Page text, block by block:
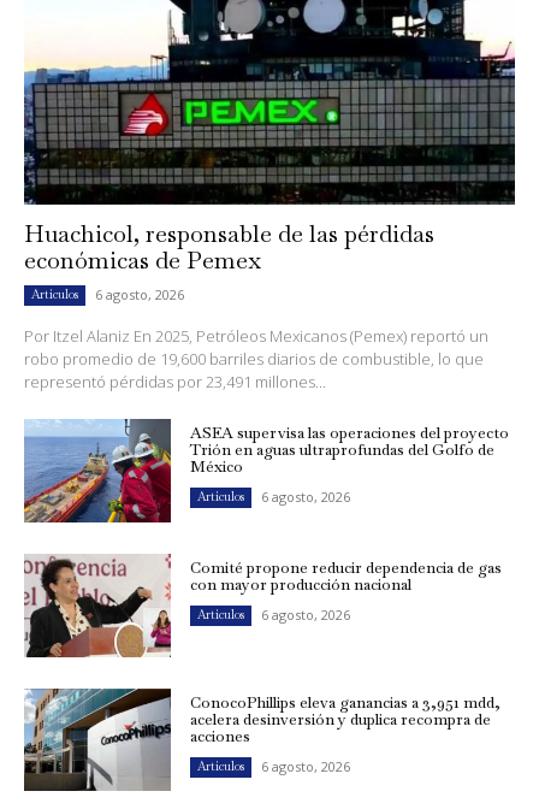
Huachicol, responsable de las pérdidas
económicas de Pemex
Artículos 6 agosto, 2026
Por Itzel Alaniz En 2025, Petróleos Mexicanos (Pemex) reportó un
robo promedio de 19,600 barriles diarios de combustible, lo que
representó pérdidas por 23,491 millones...
ASEA supervisa las operaciones del proyecto
Trión en aguas ultraprofundas del Golfo de
México
Artículos 6 agosto, 2026
Comité propone reducir dependencia de gas
con mayor producción nacional
Artículos 6 agosto, 2026
ConocoPhillips eleva ganancias a 3,951 mdd,
acelera desinversión y duplica recompra de
acciones
Artículos 6 agosto, 2026